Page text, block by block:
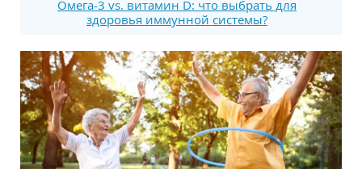
Омега-3 vs. витамин D: что выбрать для
здоровья иммунной системы?